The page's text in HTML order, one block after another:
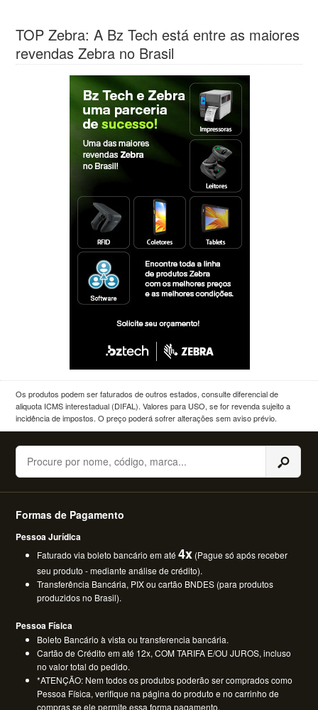
TOP Zebra: A Bz Tech está entre as maiores
revendas Zebra no Brasil
Os produtos podem ser faturados de outros estados, consulte diferencial de
aliquota ICMS interestadual (DIFAL). Valores para USO, se for revenda sujeito a
incidência de impostos. O preço poderá sofrer alterações sem aviso prévio.
Buscar
Formas de Pagamento
Pessoa Jurídica
Faturado via boleto bancário em até4x (Pague só após receber
seu produto - mediante análise de crédito).
Transferência Bancária, PIX ou cartão BNDES (para produtos
produzidos no Brasil).
Pessoa Física
Boleto Bancário à vista ou transferencia bancária.
Cartão de Crédito em até 12x, COM TARIFA E/OU JUROS, incluso
no valor total do pedido.
*ATENÇÃO: Nem todos os produtos poderão ser comprados como
Pessoa Física, verifique na página do produto e no carrinho de
compras se ele permite essa forma pagamento.